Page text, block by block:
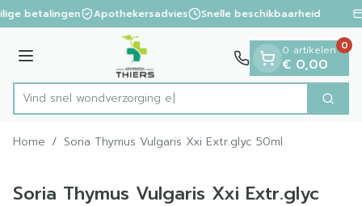
Ga naar de inhoud
1 van 1
betalingen Apothekersadvies Snelle beschikbaarheid
Menu
Product, merk, categorie...
Vind snel wondverzo Zoek
0 artikelen
€ 0,00
0
Home / Soria Thymus Vulgaris Xxi Extr.glyc 50ml
Soria Thymus Vulgaris Xxi Extr.glyc